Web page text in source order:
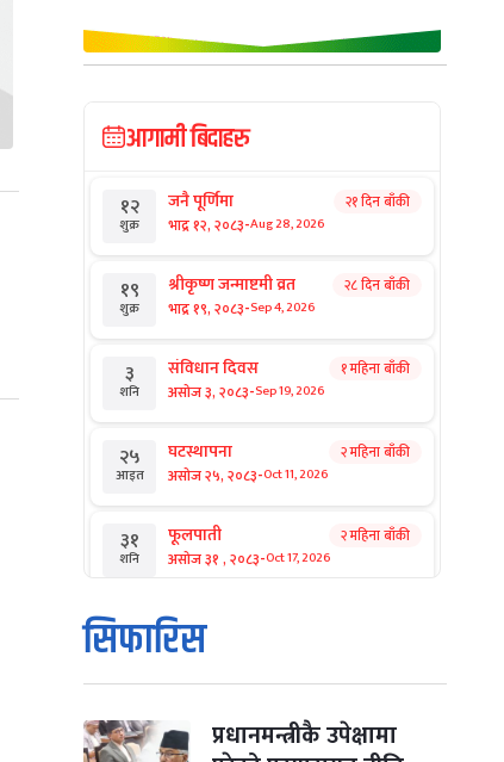
आगामी बिदाहरु
१२
शुक्र
जनै पूर्णिमा
भाद्र १२, २०८३-Aug 28, 2026
२१ दिन बाँकी
१९
शुक्र
श्रीकृष्ण जन्माष्टमी व्रत
भाद्र १९, २०८३-Sep 4, 2026
२८ दिन बाँकी
३
शनि
संविधान दिवस
असोज ३, २०८३-Sep 19, 2026
१ महिना बाँकी
२५
आइत
घटस्थापना
असोज २५, २०८३-Oct 11, 2026
२ महिना बाँकी
३१
शनि
फूलपाती
असोज ३१ , २०८३-Oct 17, 2026
२ महिना बाँकी
१
आइत
कार्तिक सङ्क्रान्ति
कार्तिक १, २०८३
मंगल कार्तिक ३, २०८३-Oct 20, 2026
सिफारिस
प्रधानमन्त्रीकै उपेक्षामा